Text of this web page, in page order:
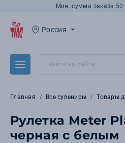
Мин. сумма заказа
Россия
Главная Все сувениры Товары
Рулетка Meter
черная с белым